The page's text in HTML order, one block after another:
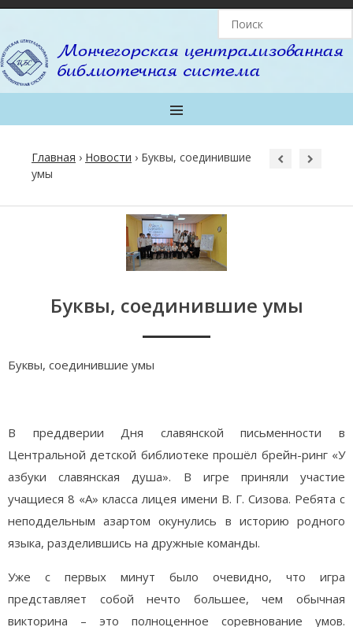
MENU
Главная › Новости › Буквы, соединившие
умы
Буквы, соединившие умы
Буквы, соединившие умы
В преддверии Дня славянской письменности в
Центральной детской библиотеке прошёл брейн-ринг «У
азбуки славянская душа». В игре приняли участие
учащиеся 8 «А» класса лицея имени В. Г. Сизова. Ребята с
неподдельным азартом окунулись в историю родного
языка, разделившись на дружные команды.
Уже с первых минут было очевидно, что игра
представляет собой нечто большее, чем обычная
викторина – это полноценное соревнование умов.